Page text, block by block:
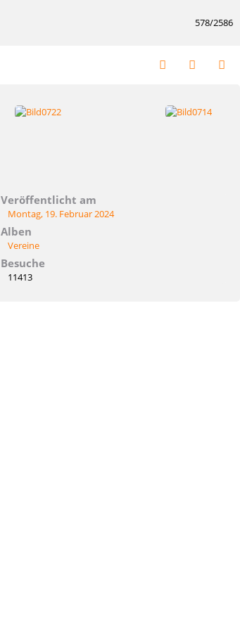
578/2586
Veröffentlicht am
Montag, 19. Februar 2024
Alben
Vereine
Besuche
11413